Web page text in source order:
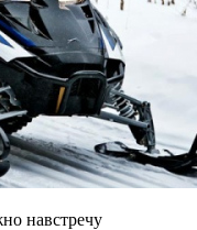
навстречу